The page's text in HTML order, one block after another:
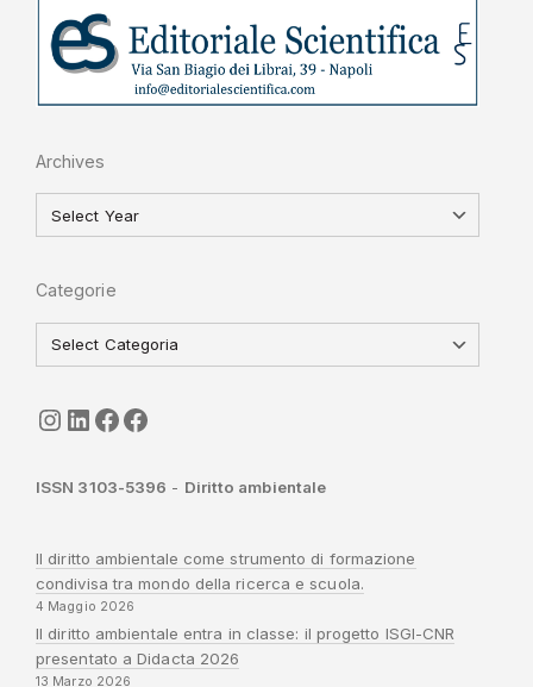
Archives
Categorie
seguici
LinkedIn
ISGI-CNRSapienza
ISSN 3103-5396 - Diritto ambientale
Il diritto ambientale come strumento di formazione
condivisa tra mondo della ricerca e scuola.
4 Maggio 2026
Il diritto ambientale entra in classe: il progetto ISGI-CNR
presentato a Didacta 2026
13 Marzo 2026